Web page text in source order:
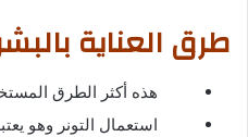
طرق العناية
هذه أكثر الطرق
استعمال التونر وهو